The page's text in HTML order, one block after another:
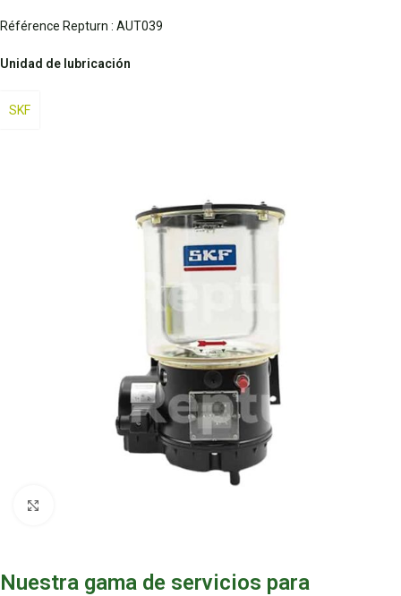
Référence Repturn : AUT039
Unidad de lubricación
SKF
Nuestra gama de servicios para